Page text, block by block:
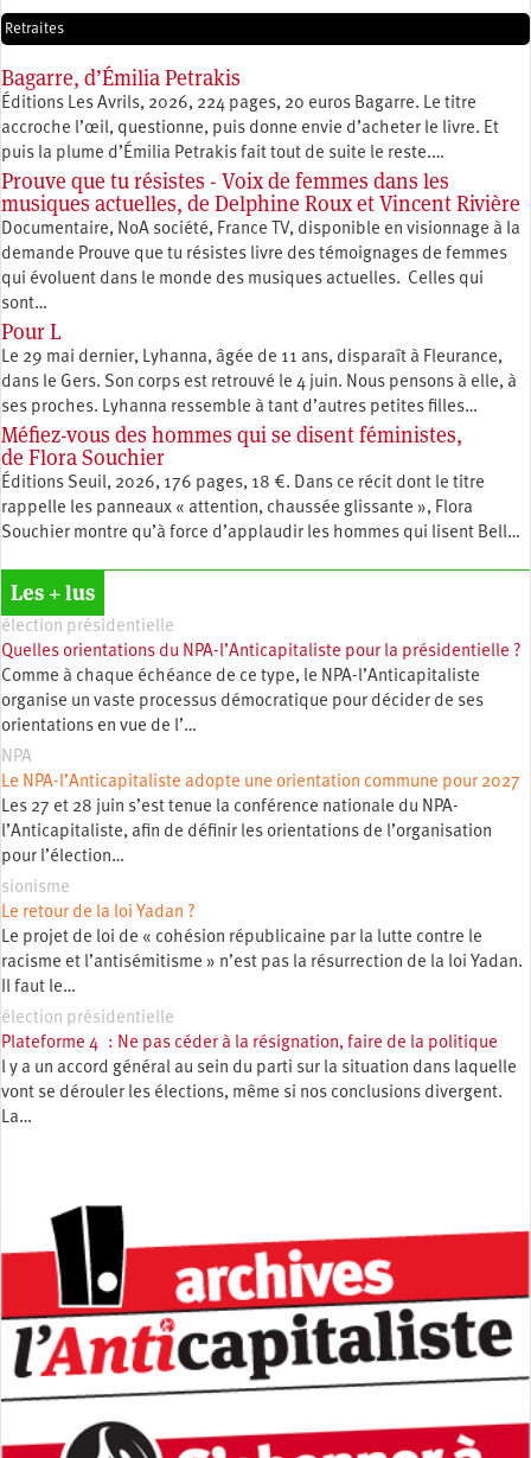
Retraites
Bagarre, d’Émilia Petrakis
Éditions Les Avrils, 2026, 224 pages, 20 euros Bagarre. Le titre
accroche l’œil, questionne, puis donne envie d’acheter le livre. Et
puis la plume d’Émilia Petrakis fait tout de suite le reste.…
Prouve que tu résistes - Voix de femmes dans les
musiques actuelles, de Delphine Roux et Vincent Rivière
Documentaire, NoA société, France TV, disponible en visionnage à la
demande Prouve que tu résistes livre des témoignages de femmes
qui évoluent dans le monde des musiques actuelles. Celles qui
sont…
Pour L
Le 29 mai dernier, Lyhanna, âgée de 11 ans, disparaît à Fleurance,
dans le Gers. Son corps est retrouvé le 4 juin. Nous pensons à elle, à
ses proches. Lyhanna ressemble à tant d’autres petites filles…
Méfiez-vous des hommes qui se disent féministes,
de Flora Souchier
Éditions Seuil, 2026, 176 pages, 18 €. Dans ce récit dont le titre
rappelle les panneaux « attention, chaussée glissante », Flora
Souchier montre qu’à force d’applaudir les hommes qui lisent Bell…
Les + lus
élection présidentielle
Quelles orientations du NPA-l’Anticapitaliste pour la présidentielle ?
Comme à chaque échéance de ce type, le NPA-l’Anticapitaliste
organise un vaste processus démocratique pour décider de ses
orientations en vue de l’…
NPA
Le NPA-l’Anticapitaliste adopte une orientation commune pour 2027
Les 27 et 28 juin s’est tenue la conférence nationale du NPA-
l’Anticapitaliste, afin de définir les orientations de l’organisation
pour l’élection…
sionisme
Le retour de la loi Yadan ?
Le projet de loi de « cohésion républicaine par la lutte contre le
racisme et l’antisémitisme » n’est pas la résurrection de la loi Yadan.
Il faut le…
élection présidentielle
Plateforme 4 : Ne pas céder à la résignation, faire de la politique
l y a un accord général au sein du parti sur la situation dans laquelle
vont se dérouler les élections, même si nos conclusions divergent.
La…